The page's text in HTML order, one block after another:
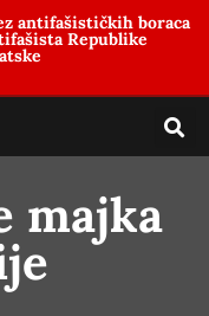
antifašističkih boraca
Republike
majka